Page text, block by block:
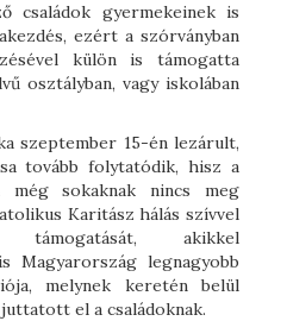
családok gyermekeinek is
ezért a szórványban
külön is támogatta
osztályban, vagy iskolában
szeptember 15-én lezárult,
tovább folytatódik, hisz a
még sokaknak nincs meg
Karitász hálás szívvel
támogatását, akikkel
Magyarország legnagyobb
melynek keretén belül
el a családoknak.